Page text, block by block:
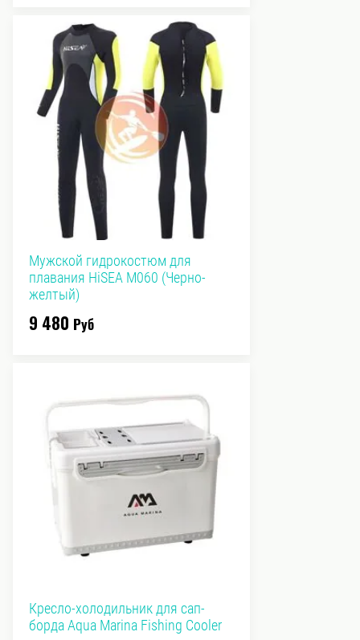
Мужской гидрокостюм для
плавания HiSEA M060 (Черно-
желтый)
9 480 Руб
Кресло-холодильник для сап-
борда Aqua Marina Fishing Cooler